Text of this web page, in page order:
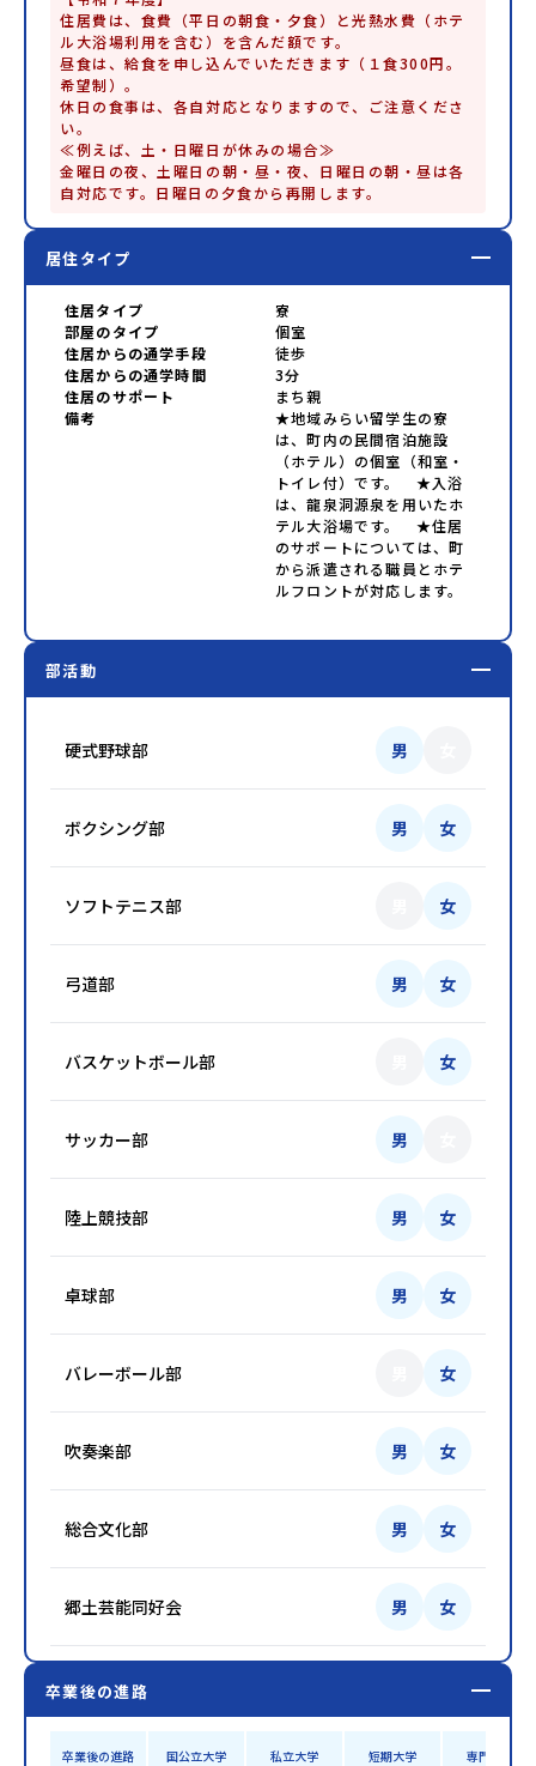
住居費は、食費（平日の朝食・夕食）と光熱水費（ホテ
ル大浴場利用を含む）を含んだ額です。
昼食は、給食を申し込んでいただきます（１食300円。
希望制）。
休日の食事は、各自対応となりますので、ご注意くださ
い。
≪例えば、土・日曜日が休みの場合≫
金曜日の夜、土曜日の朝・昼・夜、日曜日の朝・昼は各
自対応です。日曜日の夕食から再開します。
居住タイプ
住居タイプ
寮
部屋のタイプ
個室
住居からの通学手段
徒歩
住居からの通学時間
3分
住居のサポート
まち親
備考
★地域みらい留学生の寮
は、町内の民間宿泊施設
（ホテル）の個室（和室・
トイレ付）です。 ★入浴
は、龍泉洞源泉を用いたホ
テル大浴場です。 ★住居
のサポートについては、町
から派遣される職員とホテ
ルフロントが対応します。
部活動
硬式野球部 男
ボクシング部 男 女
ソフトテニス部 女
弓道部 男 女
バスケットボール部 女
サッカー部 男
陸上競技部 男 女
卓球部 男 女
バレーボール部 女
吹奏楽部 男 女
総合文化部 男 女
郷土芸能同好会 男 女
卒業後の進路
卒業後の進路 国公立大学 私立大学 短期大学 専門学校